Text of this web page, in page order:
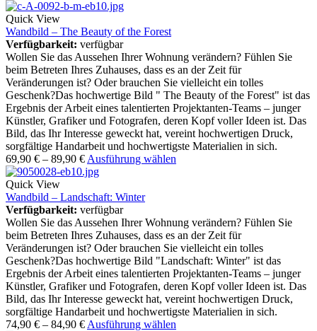
Quick View
Wandbild – The Beauty of the Forest
Verfügbarkeit: verfügbar
Wollen Sie das Aussehen Ihrer Wohnung verändern? Fühlen Sie
beim Betreten Ihres Zuhauses, dass es an der Zeit für
Veränderungen ist? Oder brauchen Sie vielleicht ein tolles
Geschenk?Das hochwertige Bild " The Beauty of the Forest" ist das
Ergebnis der Arbeit eines talentierten Projektanten-Teams – junger
Künstler, Grafiker und Fotografen, deren Kopf voller Ideen ist. Das
Bild, das Ihr Interesse geweckt hat, vereint hochwertigen Druck,
sorgfältige Handarbeit und hochwertigste Materialien in sich.
69,90 € – 89,90 € Ausführung wählen
Quick View
Wandbild – Landschaft: Winter
Verfügbarkeit: verfügbar
Wollen Sie das Aussehen Ihrer Wohnung verändern? Fühlen Sie
beim Betreten Ihres Zuhauses, dass es an der Zeit für
Veränderungen ist? Oder brauchen Sie vielleicht ein tolles
Geschenk?Das hochwertige Bild "Landschaft: Winter" ist das
Ergebnis der Arbeit eines talentierten Projektanten-Teams – junger
Künstler, Grafiker und Fotografen, deren Kopf voller Ideen ist. Das
Bild, das Ihr Interesse geweckt hat, vereint hochwertigen Druck,
sorgfältige Handarbeit und hochwertigste Materialien in sich.
74,90 € – 84,90 € Ausführung wählen